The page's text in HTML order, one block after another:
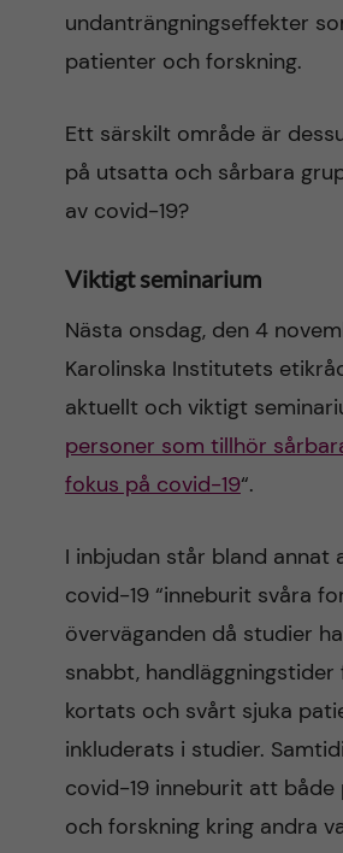
undanträngningseffekter
patienter och forskning.
Ett särskilt område är
på utsatta och sårbara
av covid-19?
Viktigt seminarium
Nästa onsdag, den 4
Karolinska Institutets
aktuellt och viktigt
personer som tillhör
fokus på covid-19“.
I inbjudan står bland
covid-19 “inneburit svåra
överväganden då studier
snabbt,
kortats och svårt sjuka
inkluderats i studier.
covid-19 inneburit att både
och forskning kring andra